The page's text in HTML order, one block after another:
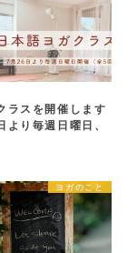
ラスを開催します
より毎週日曜日、
ヨガのこと